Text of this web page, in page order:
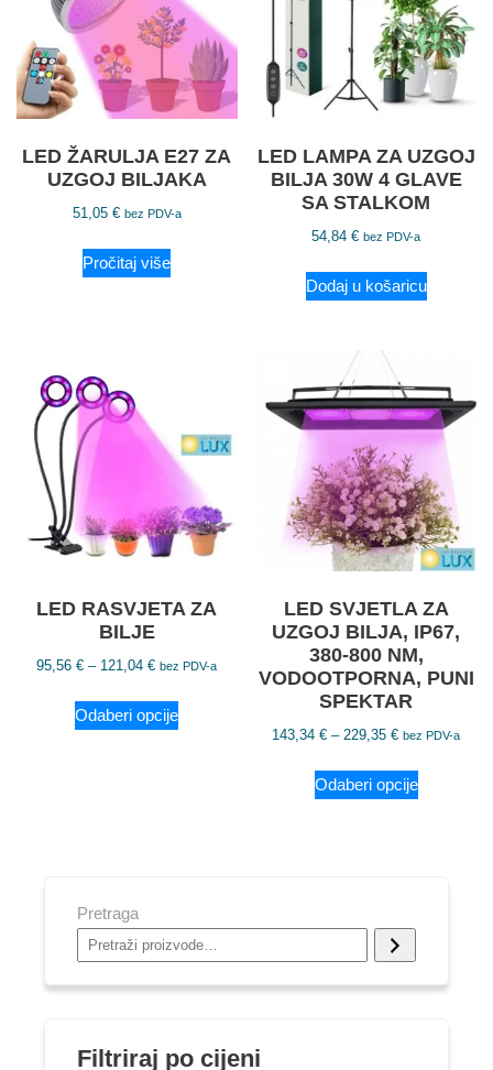
LED ŽARULJA E27 ZA
UZGOJ BILJAKA
51,05 € bez PDV-a
Pročitaj više
LED LAMPA ZA UZGOJ
BILJA 30W 4 GLAVE
SA STALKOM
54,84€ bez PDV-a
Dodaj u košaricu
LED RASVJETA ZA
BILJE
95,56€ – 121,04€ bez PDV-a
Odaberi opcije
LED SVJETLA ZA
UZGOJ BILJA, IP67,
380-800 NM,
VODOOTPORNA, PUNI
SPEKTAR
143,34€ – 229,35€ bez PDV-a
Odaberi opcije
Pretraga
Filtriraj po cijeni